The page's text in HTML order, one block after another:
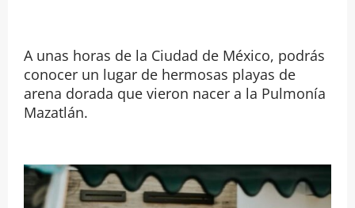
A unas horas de la Ciudad de México, podrás
conocer un lugar de hermosas playas de
arena dorada que vieron nacer a la Pulmonía
Mazatlán.